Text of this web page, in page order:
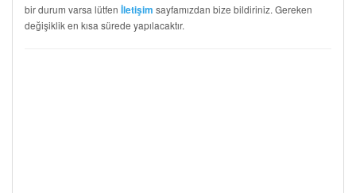
bir durum varsa lütfen İletişim sayfamızdan bize bildiriniz. Gereken
değişiklik en kısa sürede yapılacaktır.